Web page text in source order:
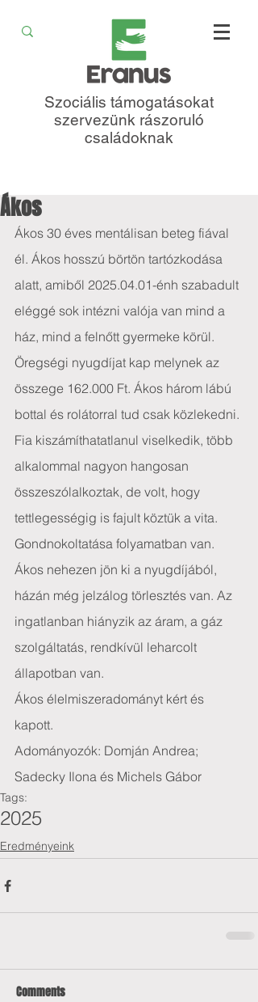
Szociális támogatásokat
szervezünk rászoruló
családoknak
Ákos
Ákos 30 éves mentálisan beteg fiával
él. Ákos hosszú börtön tartózkodása
alatt, amiből 2025.04.01-énh szabadult
eléggé sok intézni valója van mind a
ház, mind a felnőtt gyermeke körül.
Öregségi nyugdíjat kap melynek az
összege 162.000 Ft. Ákos három lábú
bottal és rolátorral tud csak közlekedni.
Fia kiszámíthatatlanul viselkedik, több
alkalommal nagyon hangosan
összeszólalkoztak, de volt, hogy
tettlegességig is fajult köztük a vita.
Gondnokoltatása folyamatban van.
Ákos nehezen jön ki a nyugdíjából,
házán még jelzálog törlesztés van. Az
ingatlanban hiányzik az áram, a gáz
szolgáltatás, rendkívül leharcolt
állapotban van.
Ákos élelmiszeradományt kért és
kapott.
Adományozók: Domján Andrea;
Sadecky Ilona és Michels Gábor
Tags:
2025
Eredményeink
Comments